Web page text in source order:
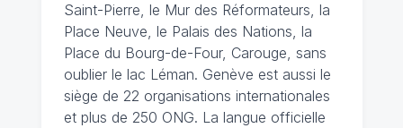
Saint-Pierre, le Mur des Réformateurs, la
Place Neuve, le Palais des Nations, la
Place du Bourg-de-Four, Carouge, sans
oublier le lac Léman. Genève est aussi le
siège de 22 organisations internationales
et plus de 250 ONG. La langue officielle